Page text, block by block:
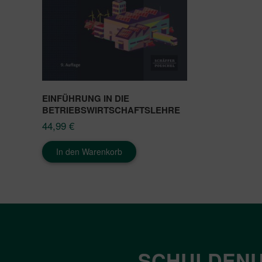
EINFÜHRUNG IN DIE
BETRIEBSWIRTSCHAFTSLEHRE
44,99 €
In den Warenkorb